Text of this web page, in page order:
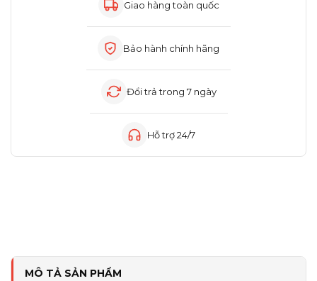
Giao hàng toàn quốc
Bảo hành chính hãng
Đổi trả trong 7 ngày
Hỗ trợ 24/7
MÔ TẢ SẢN PHẨM